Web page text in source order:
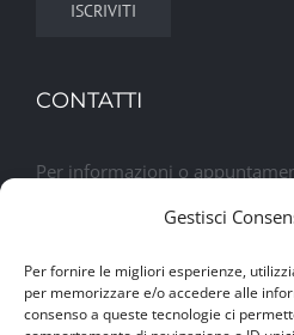
Gestisci
Per fornire le migliori esperienze,
per memorizzare e/o accedere alle
consenso a queste tecnologie ci
CONTATTI
Per informazioni o
messaggio. Sarete contattati
Lasciaci un messaggio